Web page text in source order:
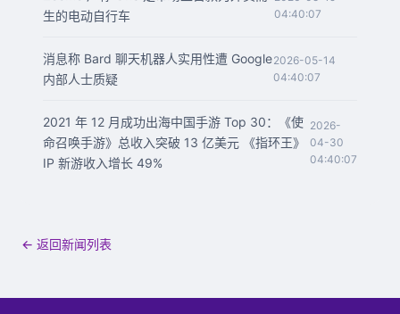
生的电动自行车
04:40:07
消息称 Bard 聊天机器人实用性遭 Google
内部人士质疑
2026-05-14
04:40:07
2021 年 12 月成功出海中国手游 Top 30：《使
命召唤手游》总收入突破 13 亿美元 《指环王》
IP 新游收入增长 49%​​
2026-
04-30
04:40:07
← 返回新闻列表